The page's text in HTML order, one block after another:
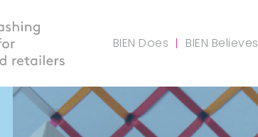
BIEN Does BIEN Believes